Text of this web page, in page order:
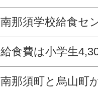
南那須学校給食セン
給食費は小学生
南那須町と烏山町が